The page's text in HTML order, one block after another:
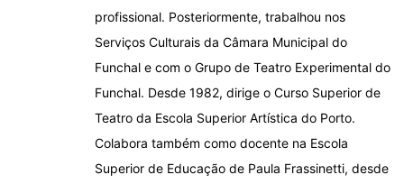
profissional. Posteriormente, trabalhou nos
Serviços Culturais da Câmara Municipal do
Funchal e com o Grupo de Teatro Experimental do
Funchal. Desde 1982, dirige o Curso Superior de
Teatro da Escola Superior Artística do Porto.
Colabora também como docente na Escola
Superior de Educação de Paula Frassinetti, desde